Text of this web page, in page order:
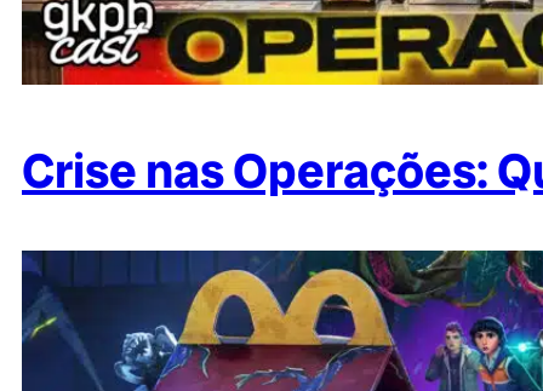
Crise nas Operações: